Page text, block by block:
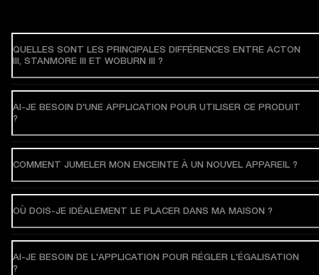
QUELLES SONT LES PRINCIPALES DIFFÉRENCES ENTRE ACTON
III, STANMORE III ET WOBURN III ?
AI-JE BESOIN D'UNE APPLICATION POUR UTILISER CE PRODUIT
?
COMMENT JUMELER MON ENCEINTE À UN NOUVEL APPAREIL ?
OÙ DOIS-JE IDÉALEMENT LE PLACER DANS MA MAISON ?
AI-JE BESOIN DE L'APPLICATION POUR RÉGLER L'ÉGALISATION
?